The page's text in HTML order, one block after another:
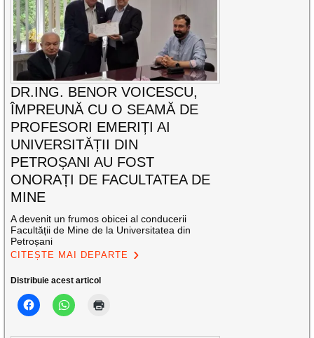
DR.ING. BENOR VOICESCU,
ÎMPREUNĂ CU O SEAMĂ DE
PROFESORI EMERIȚI AI
UNIVERSITĂȚII DIN
PETROȘANI AU FOST
ONORAȚI DE FACULTATEA DE
MINE
A devenit un frumos obicei al conducerii
Facultății de Mine de la Universitatea din
Petroșani
CITEȘTE MAI DEPARTE
Distribuie acest articol